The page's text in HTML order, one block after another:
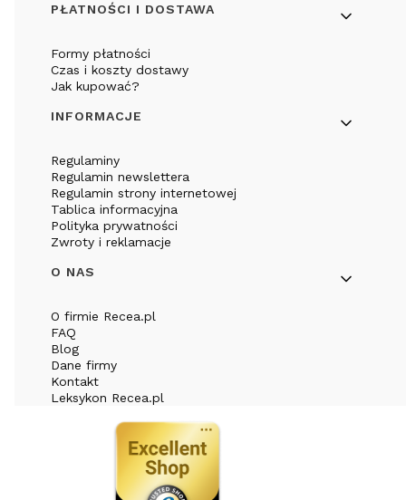
PŁATNOŚCI I DOSTAWA
Formy płatności
Czas i koszty dostawy
Jak kupować?
INFORMACJE
Regulaminy
Regulamin newslettera
Regulamin strony internetowej
Tablica informacyjna
Polityka prywatności
Zwroty i reklamacje
O NAS
O firmie Recea.pl
FAQ
Blog
Dane firmy
Kontakt
Leksykon Recea.pl